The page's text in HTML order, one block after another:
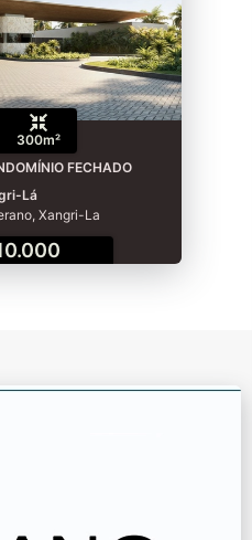
300m²
FECHADO
Lá
Xangri-La